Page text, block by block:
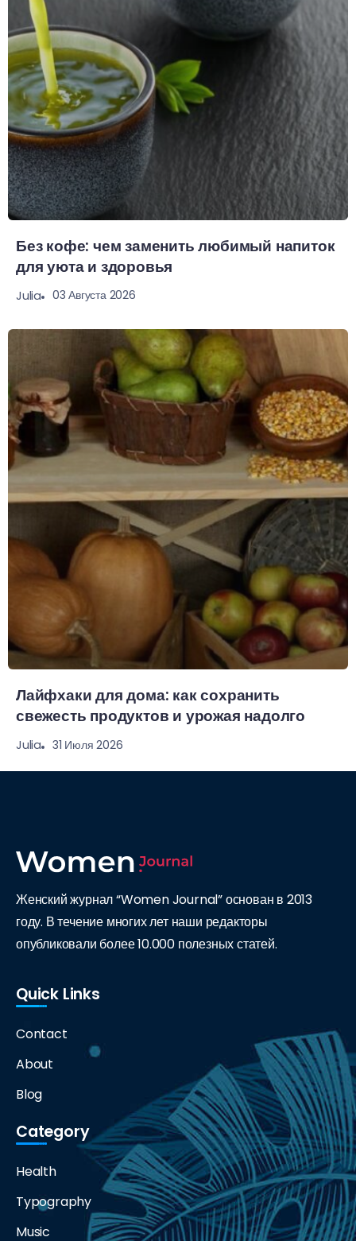
Без кофе: чем заменить любимый напиток
для уюта и здоровья
Julia 03 Августа 2026
Лайфхаки для дома: как сохранить
свежесть продуктов и урожая надолго
Julia 31 Июля 2026
Женский журнал “Women Journal” основан в 2013
году. В течение многих лет наши редакторы
опубликовали более 10.000 полезных статей.
Quick Links
Contact
About
Blog
Category
Health
Typography
Music